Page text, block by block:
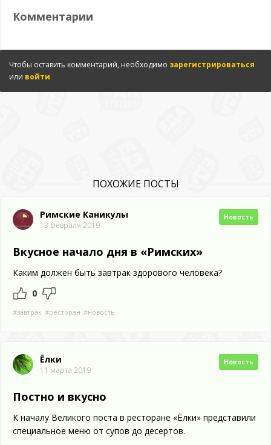
Комментарии
Чтобы оставить комментарий, необходимо зарегистрироваться
или войти
ПОХОЖИЕ ПОСТЫ
Римские Каникулы
13 февраля 2019
Новость
Вкусное начало дня в «Римских»
Каким должен быть завтрак здорового человека?
0
#завтрак #ресторан #новость
Ёлки
11 марта 2019
Новость
Постно и вкусно
К началу Великого поста в ресторане «Ёлки» представили
специальное меню от супов до десертов.